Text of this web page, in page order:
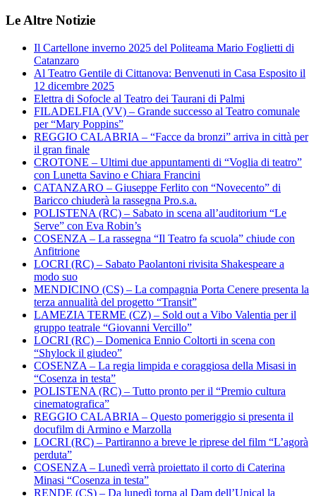
Le Altre Notizie
Il Cartellone inverno 2025 del Politeama Mario Foglietti di
Catanzaro
Al Teatro Gentile di Cittanova: Benvenuti in Casa Esposito il
12 dicembre 2025
Elettra di Sofocle al Teatro dei Taurani di Palmi
FILADELFIA (VV) – Grande successo al Teatro comunale
per “Mary Poppins”
REGGIO CALABRIA – “Facce da bronzi” arriva in città per
il gran finale
CROTONE – Ultimi due appuntamenti di “Voglia di teatro”
con Lunetta Savino e Chiara Francini
CATANZARO – Giuseppe Ferlito con “Novecento” di
Baricco chiuderà la rassegna Pro.s.a.
POLISTENA (RC) – Sabato in scena all’auditorium “Le
Serve” con Eva Robin’s
COSENZA – La rassegna “Il Teatro fa scuola” chiude con
Anfitrione
LOCRI (RC) – Sabato Paolantoni rivisita Shakespeare a
modo suo
MENDICINO (CS) – La compagnia Porta Cenere presenta la
terza annualità del progetto “Transit”
LAMEZIA TERME (CZ) – Sold out a Vibo Valentia per il
gruppo teatrale “Giovanni Vercillo”
LOCRI (RC) – Domenica Ennio Coltorti in scena con
“Shylock il giudeo”
COSENZA – La regia limpida e coraggiosa della Misasi in
“Cosenza in testa”
POLISTENA (RC) – Tutto pronto per il “Premio cultura
cinematografica”
REGGIO CALABRIA – Questo pomeriggio si presenta il
docufilm di Armino e Marzolla
LOCRI (RC) – Partiranno a breve le riprese del film “L’agorà
perduta”
COSENZA – Lunedì verrà proiettato il corto di Caterina
Minasi “Cosenza in testa”
RENDE (CS) – Da lunedì torna al Dam dell’Unical la